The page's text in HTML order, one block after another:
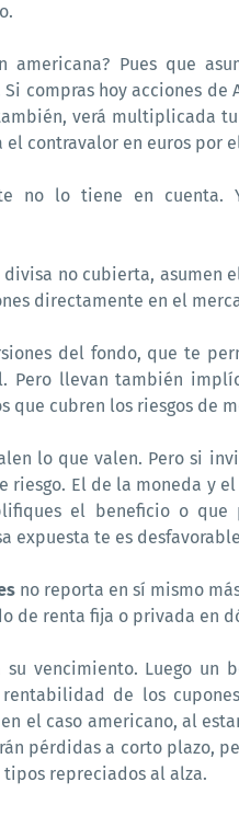
americana? Pues que
compras hoy acciones de
verá multiplicada
contravalor en euros por
no lo tiene en cuenta.
divisa no cubierta, asumen
directamente en el
del fondo, que te
Pero llevan también
que cubren los riesgos de
lo que valen. Pero si
riesgo. El de la moneda y
el beneficio o
expuesta te es
no reporta en sí mismo
de renta fija o privada en
vencimiento. Luego un
de los
el caso americano, al
pérdidas a corto plazo,
repreciados al alza.